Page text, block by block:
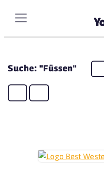
Suche: "Füssen"